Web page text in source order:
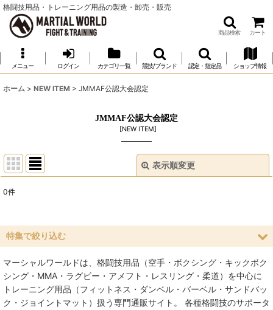
格闘技用品・トレーニング用品の製造・卸売・販売
商品検索 カート
メニュー ログイン カテゴリ一覧 競技/ブランド 認定・指定品 ショップ情報
ホーム > NEW ITEM > JMMAF公認大会認定
JMMAF公認大会認定
[NEW ITEM]
表示順変更
並び順:
絞り込む
0件
特集で絞り込む
空手
MMA総合格闘技
マーシャルワールドは、格闘技用品（空手・ボクシング・キックボク
シング・MMA・ラグビー・アメフト・レスリング・柔道）を中心に
トレーニング用品（フィットネス・ダンベル・バーベル・サンドバッ
ク・ジョイントマット）扱う専門通販サイト。 各種格闘技のサポータ